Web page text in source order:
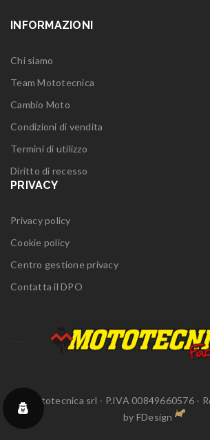
INFORMAZIONI
Chi siamo
Team Mototecnica
Cambio Moto
Condizioni di vendita
Termini di utilizzo
Diritto di recesso
PRIVACY
Privacy policy
Cookie policy
Centro gestione privacy
Contatta il DPO
© Mototecnica srl - P.IVA 00849660576 -
by FDesign